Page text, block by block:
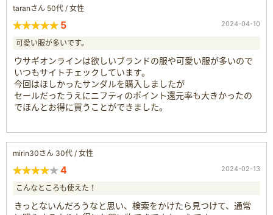
taranさん 50代 / 女性
5 2024-04-10
可愛い服が多いです。
ウサギオンラインは欲しいブランドの服や可愛い服が多いので
いつもサイトチェックしています。
今回はほしかったサンダルを購入しましたが
セールだったうえにニフティのポイント還元率も大きかったの
でほんとお得に買うことができました。
mirin30さん 30代 / 女性
4 2024-02-13
こんなところも使えた！
きっとないんだろうなと思い、検索をかけたら見つけて、通常